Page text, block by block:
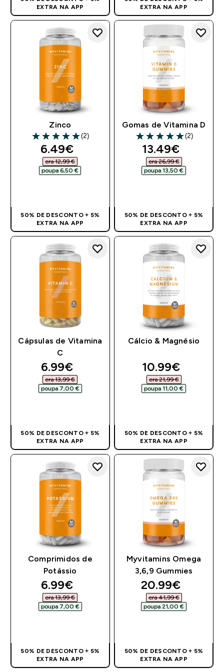
EXTRA NA APP
EXTRA NA APP
Zinco
5 out of 5 stars
(2)
discounted price
6.49€‎
era 12,99 €‎
poupa 6,50 €‎
50% DE DESCONTO + 5%
EXTRA NA APP
Gomas de Vitamina D
5 out of 5 stars
(2)
discounted
13.49€‎
era 26,99 €‎
poupa 13,50 €‎
50% DE DESCONTO + 5%
EXTRA NA APP
Cápsulas de Vitamina
C
discounted price
6.99€‎
era 13,99 €‎
poupa 7,00 €‎
50% DE DESCONTO + 5%
EXTRA NA APP
Cálcio & Magnésio
discounted
10.99€‎
era 21,99 €‎
poupa 11,00 €‎
50% DE DESCONTO + 5%
EXTRA NA APP
Comprimidos de
Potássio
discounted price
6.99€‎
era 13,99 €‎
poupa 7,00 €‎
50% DE DESCONTO + 5%
EXTRA NA APP
Myvitamins Omega
3,6,9 Gummies
discounted
20.99€‎
era 41,99 €‎
poupa 21,00 €‎
50% DE DESCONTO + 5%
EXTRA NA APP